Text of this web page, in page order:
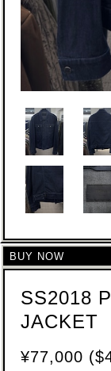
BUY NOW
SS2018
JACKET
¥77,000